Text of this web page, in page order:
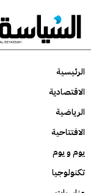
الرئيسية
الاقتصادية
الرياضية
الافتتاحية
يوم و يوم
تكنولوجيا